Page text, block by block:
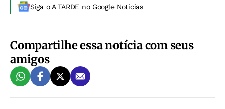
Siga o A TARDE no Google Noticias
Compartilhe essa notícia com seus
amigos